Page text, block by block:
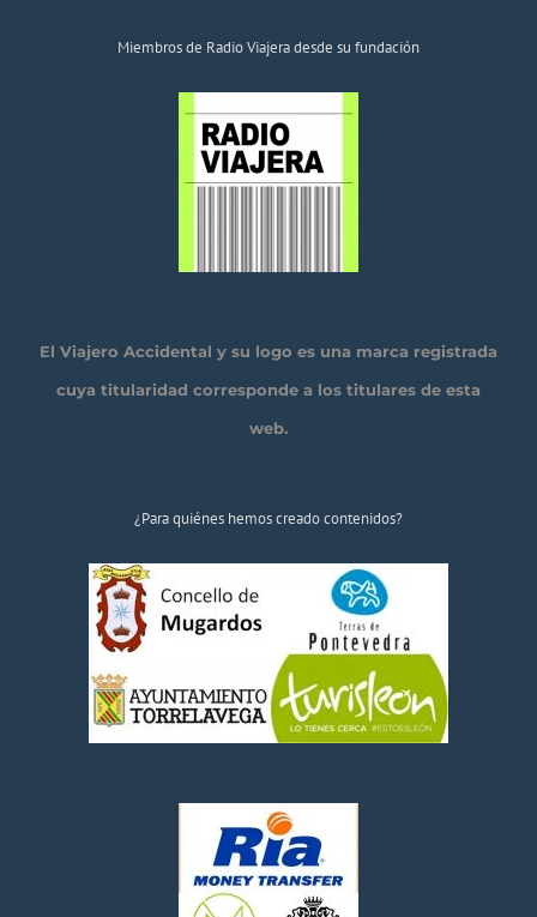
Miembros de Radio Viajera desde su fundación
El Viajero Accidental y su logo es una marca registrada
cuya titularidad corresponde a los titulares de esta
web.
¿Para quiénes hemos creado contenidos?